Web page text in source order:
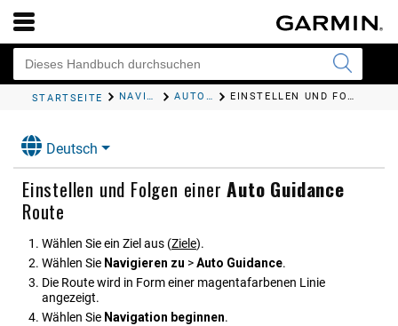
STARTSEITE NAVIGATION MIT EINEM KARTENPLOTTER AUTO GUIDANCE EINSTELLEN UND FOLGEN EINER
Deutsch
Einstellen und Folgen einerAuto Guidance
Route
Wählen Sie ein Ziel aus (Ziele).
Wählen Sie Navigieren zu >Auto Guidance.
Die Route wird in Form einer magentafarbenen Linie
angezeigt.
Wählen Sie Navigation beginnen.